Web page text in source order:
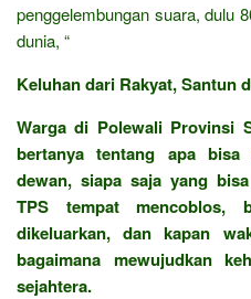
penggelembungan suara, dulu
dunia, “
Keluhan dari Rakyat, Santun
Warga di Polewali Provinsi
bertanya tentang apa
dewan, siapa saja yang
TPS tempat mencoblos,
dikeluarkan, dan kapan
bagaimana mewujudkan
sejahtera.